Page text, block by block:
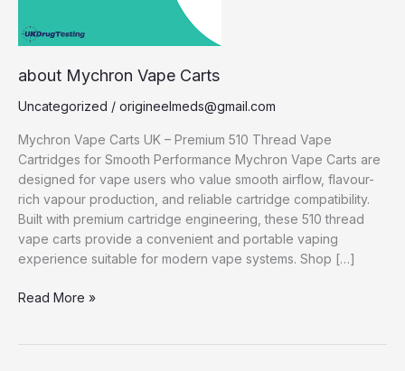
about Mychron Vape Carts
Uncategorized / origineelmeds@gmail.com
Mychron Vape Carts UK – Premium 510 Thread Vape
Cartridges for Smooth Performance Mychron Vape Carts are
designed for vape users who value smooth airflow, flavour-
rich vapour production, and reliable cartridge compatibility.
Built with premium cartridge engineering, these 510 thread
vape carts provide a convenient and portable vaping
experience suitable for modern vape systems. Shop […]
Read More »